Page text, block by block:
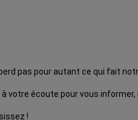
pas pour autant ce qui fait
votre écoute pour vous
!